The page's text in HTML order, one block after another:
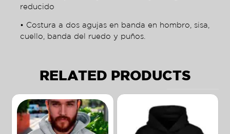
reducido
• Costura a dos agujas en banda en hombro, sisa,
cuello, banda del ruedo y puños.
RELATED PRODUCTS